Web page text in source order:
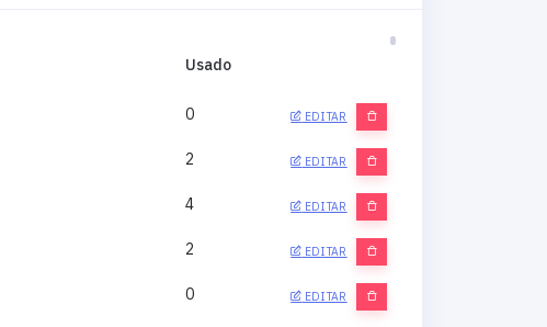
Usado
0 EDITAR
2 EDITAR
4 EDITAR
2 EDITAR
0 EDITAR